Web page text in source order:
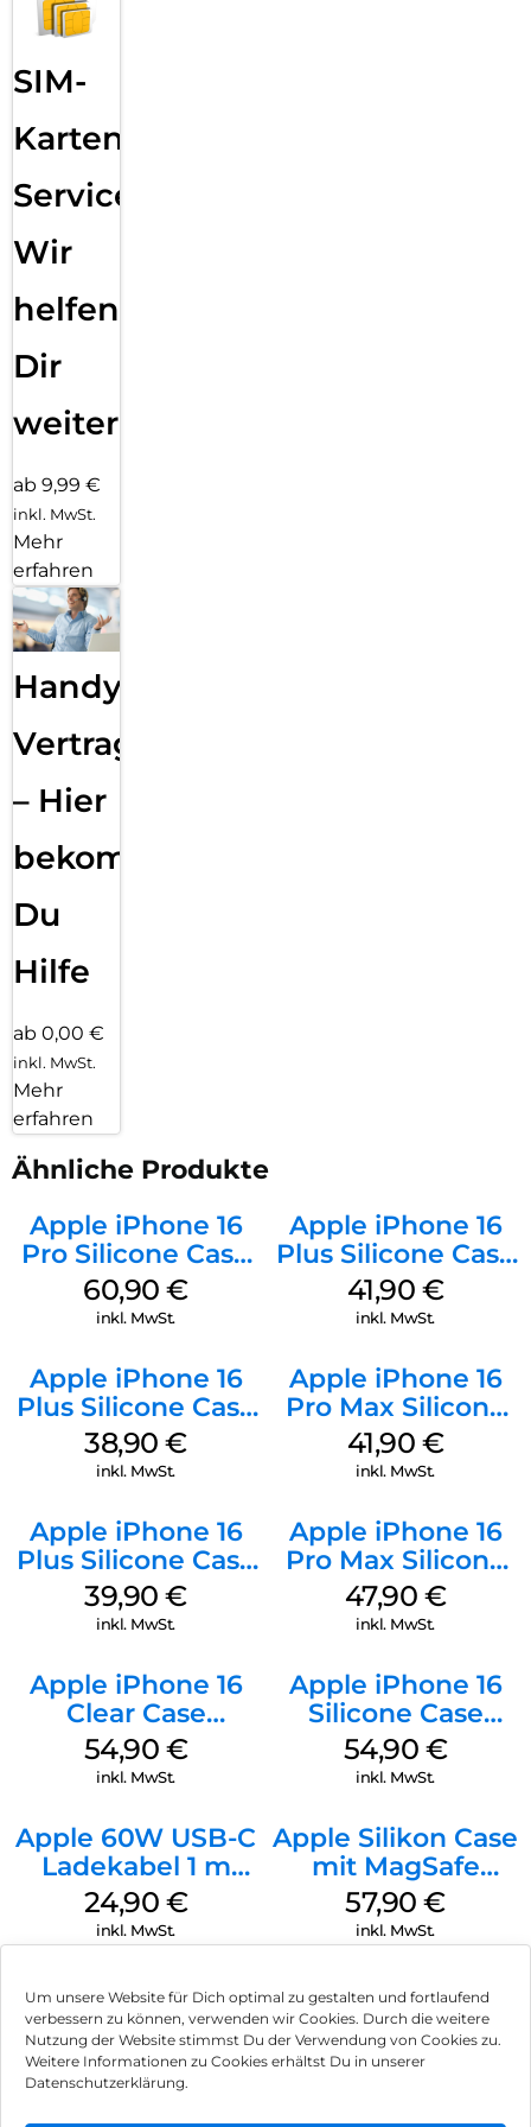
Um unsere Website für Dich optimal zu gestalten und fortlaufend
verbessern zu können, verwenden wir Cookies. Durch die weitere
Nutzung der Website stimmst Du der Verwendung von Cookies zu.
Weitere Informationen zu Cookies erhältst Du in unserer
Datenschutzerklärung.
SIM-
Karten
Service:
Wir
helfen
Dir
weiter
ab 9,99 €
inkl. MwSt.
Mehr
erfahren
Handy
Vertragsabwicklung
– Hier
bekommst
Du
Hilfe
ab 0,00 €
inkl. MwSt.
Mehr
erfahren
Ähnliche Produkte
Apple iPhone 16
Pro Silicone Case
MagSafe Stone
Gray
60,90€
inkl. MwSt.
Apple iPhone 16
Plus Silicone Case
MagSafe Stone
Gray
41,90 €
inkl. MwSt.
Apple iPhone 16
Plus Silicone Case
MagSafe Denim
38,90€
inkl. MwSt.
Apple iPhone 16
Pro Max Silicone
Case MagSafe
Ultramarine
41,90 €
inkl. MwSt.
Apple iPhone 16
Plus Silicone Case
MagSafe Plum
39,90€
inkl. MwSt.
Apple iPhone 16
Pro Max Silicone
Case MagSafe
Black
47,90 €
inkl. MwSt.
Apple iPhone 16
Clear Case
MagSafe
Transparent
54,90 €
inkl. MwSt.
Apple iPhone 16
Silicone Case
MagSafe Black
54,90 €
inkl. MwSt.
Apple 60W USB-C
Ladekabel 1 m
Weiß
24,90 €
inkl. MwSt.
Apple Silikon Case
mit MagSafe
iPhone 14 Pro
(PRODUCT)RED
57,90€
inkl. MwSt.
Impressum